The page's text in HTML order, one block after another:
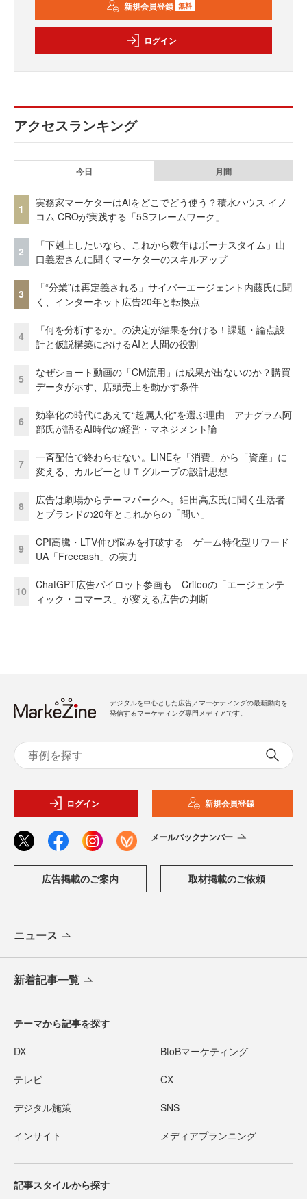
新規会員登録 無料
ログイン
アクセスランキング
今日 月間
1
実務家マーケターはAIをどこでどう使う？積水ハウス イノ
コム CROが実践する「5Sフレームワーク」
2
「下剋上したいなら、これから数年はボーナスタイム」山
口義宏さんに聞くマーケターのスキルアップ
3
「“分業”は再定義される」サイバーエージェント内藤氏に聞
く、インターネット広告20年と転換点
4
「何を分析するか」の決定が結果を分ける！課題・論点設
計と仮説構築におけるAIと人間の役割
5
なぜショート動画の「CM流用」は成果が出ないのか？購買
データが示す、店頭売上を動かす条件
6
効率化の時代にあえて“超属人化”を選ぶ理由 アナグラム阿
部氏が語るAI時代の経営・マネジメント論
7
一斉配信で終わらせない。LINEを「消費」から「資産」に
変える、カルビーとＵＴグループの設計思想
8
広告は劇場からテーマパークへ。細田高広氏に聞く生活者
とブランドの20年とこれからの「問い」
9
CPI高騰・LTV伸び悩みを打破する ゲーム特化型リワード
UA「Freecash」の実力
10
ChatGPT広告パイロット参画も Criteoの「エージェンテ
ィック・コマース」が変える広告の判断
デジタルを中心とした広告／マーケティングの最新動向を
発信するマーケティング専門メディアです。
ログイン 新規会員登録
メールバックナンバー
広告掲載のご案内 取材掲載のご依頼
ニュース
新着記事一覧
テーマから記事を探す
DX BtoBマーケティング
テレビ CX
デジタル施策 SNS
インサイト メディアプランニング
記事スタイルから探す